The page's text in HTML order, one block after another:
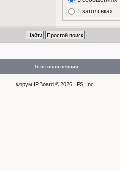
В заголовках
Текстовая версия
Форум IP.Board © 2026 IPS, Inc